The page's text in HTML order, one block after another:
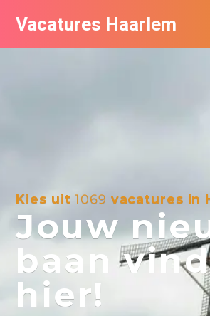
Vacatures Haarlem
Kies uit1069 vacatures in
Jouw
baan
hier!
Vacatures per bedrijf in Haarlem